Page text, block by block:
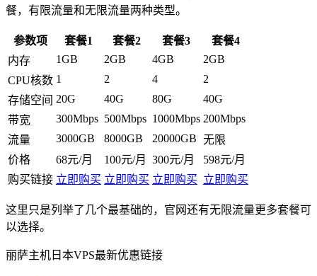
餐，有限流量和无限流量两种类型。
参数项 套餐1 套餐2 套餐3
套餐4
内存
1GB 2GB 4GB
2GB
CPU核数 1 2 4
2
存储空间 20G 40G 80G
40G
带宽
300Mbps 500Mbps 1000Mbps 200Mbps
流量
3000GB 8000GB 20000GB 无限
价格
68元/月 100元/月 300元/月
598元/月
购买链接 立即购买 立即购买 立即购买 立即购买
这里只是列举了几个最基础的，官网还有无限流量更多套餐可
以选择。
丽萨主机日本VPS最新优惠链接